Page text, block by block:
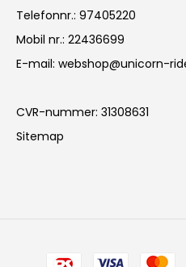
Telefonnr.: 97405220
Mobil nr.: 22436699
E-mail: webshop@unicorn-
CVR-nummer: 31308631
Sitemap